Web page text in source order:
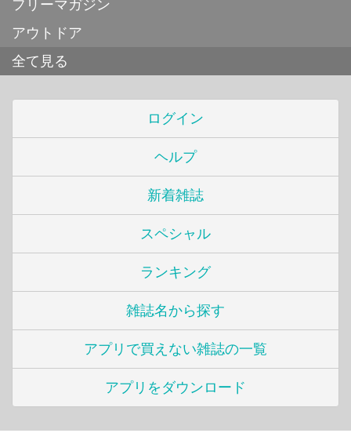
フリーマガジン
アウトドア
全て見る
ログイン
ヘルプ
新着雑誌
スペシャル
ランキング
雑誌名から探す
アプリで買えない雑誌の一覧
アプリをダウンロード